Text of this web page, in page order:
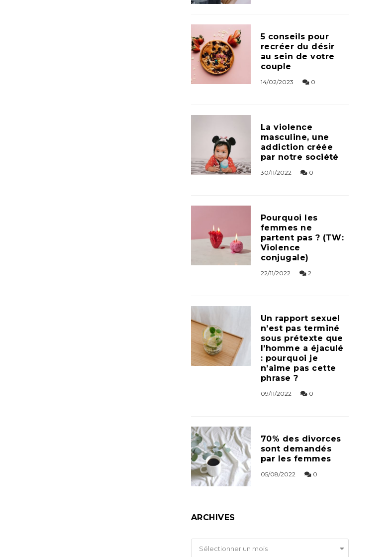
5 conseils pour
recréer du désir
au sein de votre
couple
14/02/2023 0
La violence
masculine, une
addiction créée
par notre société
30/11/2022 0
Pourquoi les
femmes ne
partent pas ? (TW:
Violence
conjugale)
22/11/2022 2
Un rapport sexuel
n’est pas terminé
sous prétexte que
l’homme a éjaculé
: pourquoi je
n’aime pas cette
phrase ?
09/11/2022 0
70% des divorces
sont demandés
par les femmes
05/08/2022 0
ARCHIVES
Archives
Sélectionner un mois